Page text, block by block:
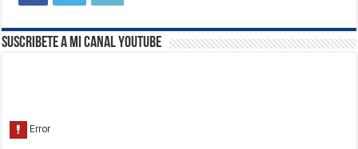
Suscribete a Mi Canal Youtube